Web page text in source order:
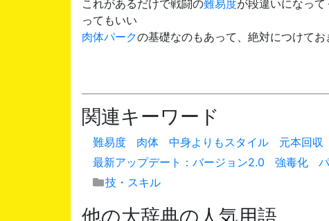
これがあるだけで戦闘の難易度が段違いになっ
ってもいい
肉体パークの基礎なのもあって、絶対につけてお
関連キーワード
難易度 肉体 中身よりもスタイル 元本回収
最新アップデート：バージョン2.0
強毒化
技・スキル
他の大辞典の人気用語